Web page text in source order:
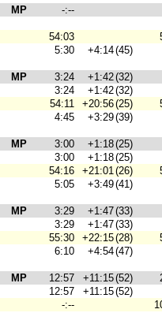
MP
-:--
54:03
5:30
+4:14(45)
MP 3:24 +1:42(32)
3:24 +1:42(32)
54:11
+20:56(25)
4:45
+3:29(39)
MP 3:00 +1:18(25)
3:00 +1:18(25)
54:16
+21:01(26)
5:05
+3:49(41)
MP 3:29 +1:47(33)
3:29 +1:47(33)
55:30
+22:15(28)
6:10
+4:54(47)
MP 12:57 +11:15(52)
12:57 +11:15(52)
-:--